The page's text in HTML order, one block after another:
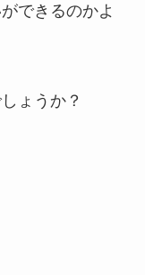
できるのかよ
ょうか？